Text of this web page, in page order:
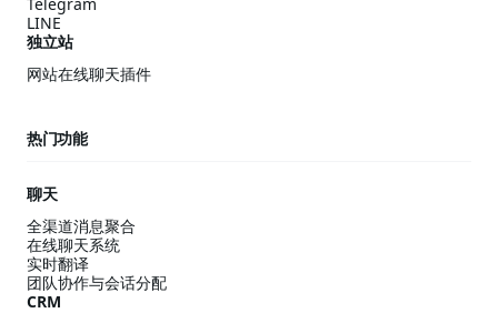
LINE
独立站
网站在线聊天插件
热门功能
聊天
全渠道消息聚合
在线聊天系统
实时翻译
团队协作与会话分配
CRM